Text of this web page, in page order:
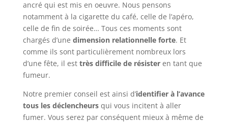
ancré qui est mis en oeuvre. Nous pensons
notamment à la cigarette du café, celle de l’apéro,
celle de fin de soirée… Tous ces moments sont
chargés d’une dimension relationnelle forte. Et
comme ils sont particulièrement nombreux lors
d’une fête, il est très difficile de résisteren tant que
fumeur.
Notre premier conseil est ainsi d’identifier à l’avance
tous les déclencheursqui vous incitent à aller
fumer. Vous serez par conséquent mieux à même de